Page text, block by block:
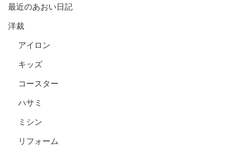
最近のあおい日記
洋裁
アイロン
キッズ
コースター
ハサミ
ミシン
リフォーム